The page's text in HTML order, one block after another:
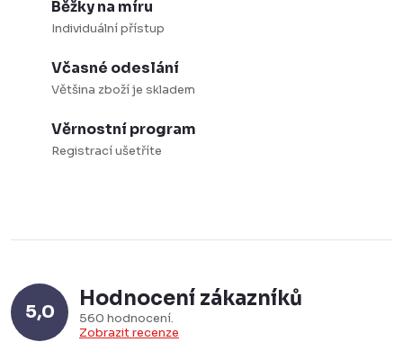
Běžky na míru
Individuální přístup
Včasné odeslání
Většina zboží je skladem
Věrnostní program
Registrací ušetříte
5,0
Hodnocení zákazníků
560 hodnocení
Zobrazit recenze